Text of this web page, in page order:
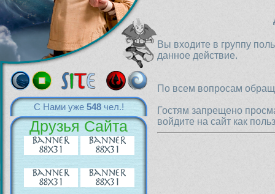
С Нами уже 548чел.!
Друзья Сайта
Вы входите в группу
данное действие.
По всем вопросам
Гостям запрещено
войдите на сайт как